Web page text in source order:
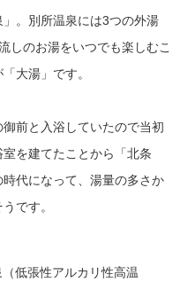
。別所温泉には3つの外湯
しのお湯をいつでも楽しむこ
大湯」です。
前と入浴していたので当初
を建てたことから「北条
代になって、湯量の多さか
です。
低張性アルカリ性高温